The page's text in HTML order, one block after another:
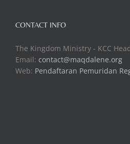
CONTACT INFO
The Kingdom Ministry - KCC
Email: contact@maqdalene.org
Web: Pendaftaran Pemuridan